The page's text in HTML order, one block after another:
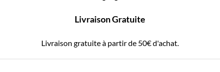
Livraison Gratuite
Livraison gratuite à partir de 50€ d'achat.